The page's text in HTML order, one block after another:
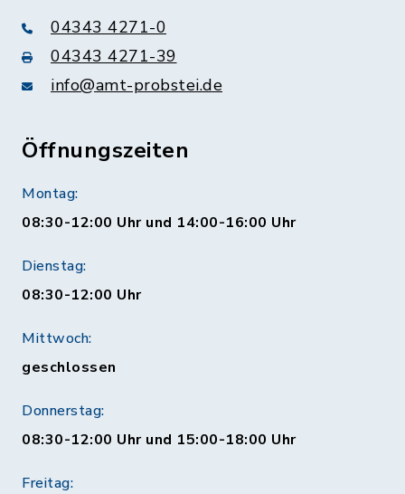
04343 4271-0
04343 4271-39
info@amt-probstei.de
Öffnungszeiten
Montag:
08:30-12:00 Uhr und 14:00-16:00 Uhr
Dienstag:
08:30-12:00 Uhr
Mittwoch:
geschlossen
Donnerstag:
08:30-12:00 Uhr und 15:00-18:00 Uhr
Freitag: